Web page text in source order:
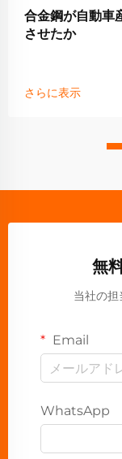
合金鋼が自動車
させたか
さらに表示
無
当社の担
Email
WhatsApp